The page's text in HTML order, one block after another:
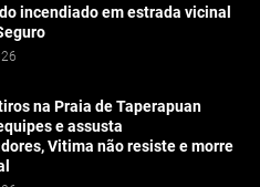
incendiado em estrada vicinal
na Praia de Taperapuan
e assusta
Vitima não resiste e morre